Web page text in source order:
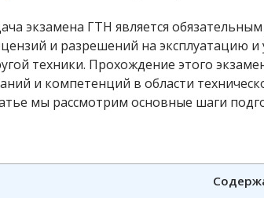
экзамена ГТН является
и разрешений на эксплуатацию
техники. Прохождение этого
и компетенций в области
мы рассмотрим основные шаги